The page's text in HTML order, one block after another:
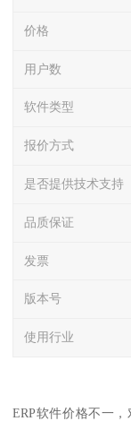
价格
用户数
软件类型
报价方式
是否提供技术支持
品质保证
发票
版本号
使用行业
ERP软件价格不一